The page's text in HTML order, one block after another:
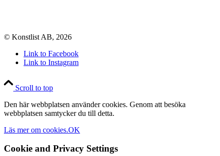
© Konstlist AB, 2026
Link to Facebook
Link to Instagram
Scroll to top
Den här webbplatsen använder cookies. Genom att besöka
webbplatsen samtycker du till detta.
Läs mer om cookies.OK
Cookie and Privacy Settings